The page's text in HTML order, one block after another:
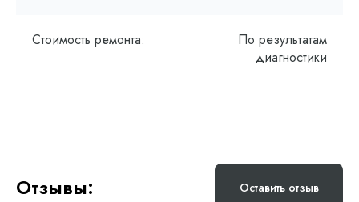
Стоимость ремонта:
По результатам
диагностики
Отзывы: Оставить отзыв